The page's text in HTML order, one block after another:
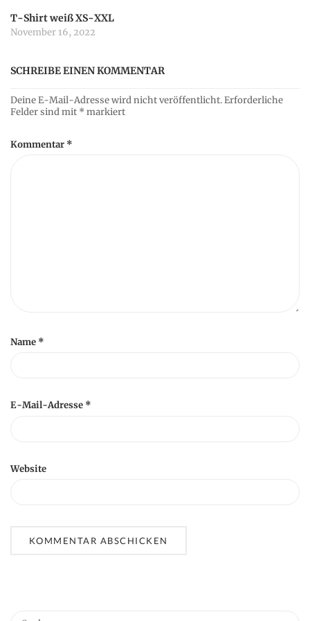
T-Shirt weiß XS-XXL
November 16, 2022
SCHREIBE EINEN KOMMENTAR
Deine E-Mail-Adresse wird nicht veröffentlicht.Erforderliche
Felder sind mit * markiert
Kommentar *
Name *
E-Mail-Adresse *
Website